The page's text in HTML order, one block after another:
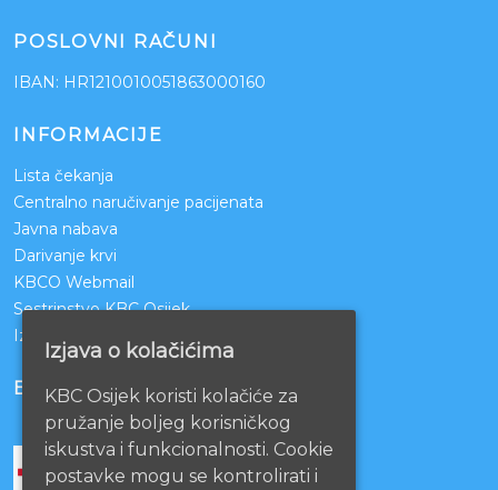
POSLOVNI RAČUNI
IBAN: HR1210010051863000160
INFORMACIJE
Lista čekanja
Centralno naručivanje pacijenata
Javna nabava
Darivanje krvi
KBCO Webmail
Sestrinstvo KBC Osijek
Izjava o pristupačnosti mrežnih stranica
BOLNICE PARTNERI
Izjava o kolačićima
KBC Osijek koristi kolačiće za
pružanje boljeg korisničkog
iskustva i funkcionalnosti. Cookie
postavke mogu se kontrolirati i